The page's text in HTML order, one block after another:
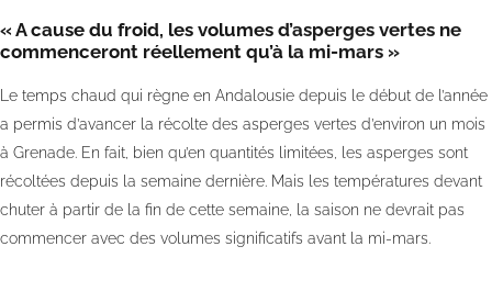
« A cause du froid, les volumes d’asperges vertes ne
commenceront réellement qu’à la mi-mars »
Le temps chaud qui règne en Andalousie depuis le début de l’année
a permis d’avancer la récolte des asperges vertes d’environ un mois
à Grenade. En fait, bien qu’en quantités limitées, les asperges sont
récoltées depuis la semaine dernière. Mais les températures devant
chuter à partir de la fin de cette semaine, la saison ne devrait pas
commencer avec des volumes significatifs avant la mi-mars.